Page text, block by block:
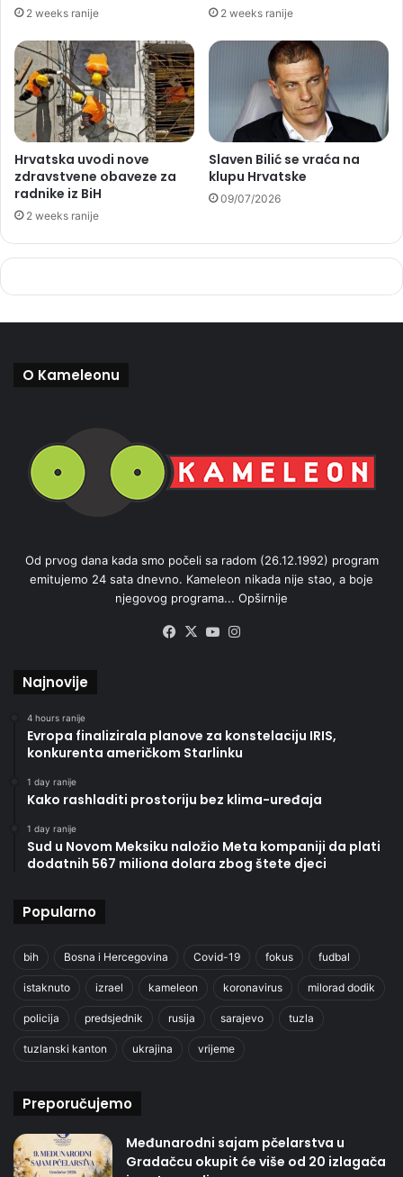
2 weeks ranije 2 weeks ranije
Hrvatska uvodi nove
zdravstvene obaveze za
radnike iz BiH
2 weeks ranije
Slaven Bilić se vraća na
klupu Hrvatske
09/07/2026
O Kameleonu
Od prvog dana kada smo počeli sa radom (26.12.1992) program
emitujemo 24 sata dnevno. Kameleon nikada nije stao, a boje
njegovog programa... Opširnije
Facebook
X YouTube
Najnovije
4 hours ranije
Evropa finalizirala planove za konstelaciju IRIS,
konkurenta američkom Starlinku
1 day ranije
Kako rashladiti prostoriju bez klima-uređaja
1 day ranije
Sud u Novom Meksiku naložio Meta kompaniji da plati
dodatnih 567 miliona dolara zbog štete djeci
Popularno
bih Bosna i Hercegovina Covid-19 fokus fudbal
istaknuto izrael kameleon koronavirus milorad dodik
policija predsjednik rusija sarajevo tuzla
tuzlanski kanton ukrajina vrijeme
Preporučujemo
Međunarodni sajam pčelarstva u
Gradačcu okupit će više od 20 izlagača